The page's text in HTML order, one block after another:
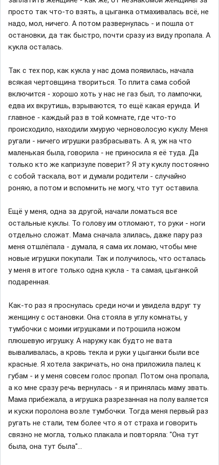
просто так что-то взять, а цыганка отмахивалась всё, не
надо, мол, ничего. А потом развернулась - и пошла от
остановки, да так быстро, почти сразу из виду пропала. А
кукла осталась.
Так с тех пор, как кукла у нас дома появилась, начала
всякая чертовщина твориться. То плита сама собой
включится - хорошо хоть у нас не газ был, то лампочки,
едва их вкрутишь, взрываются, то ещё какая ерунда. И
главное - каждый раз в той комнате, где что-то
происходило, находили хмурую черноволосую куклу. Меня
ругали - ничего игрушки разбрасывать. А я, уж на что
маленькая была, говорила - не приносила я её туда. Да
только кто же капризуле поверит? Я эту куклу постоянно
с собой таскала, вот и думали родители - случайно
роняю, а потом и вспомнить не могу, что тут оставила.
Ещё у меня, одна за другой, начали ломаться все
остальные куклы. То голову им отломают, то руки - ноги
отдельно сложат. Мама сначала злилась, даже пару раз
меня отшлёпала - думала, я сама их ломаю, чтобы мне
новые игрушки покупали. Так и получилось, что осталась
у меня в итоге только одна кукла - та самая, цыганкой
подаренная.
Как-то раз я проснулась среди ночи и увидела вдруг ту
женщину с остановки. Она стояла в углу комнаты, у
тумбочки с моими игрушками и потрошила ножом
плюшевую игрушку. А наружу как будто не вата
вываливалась, а кровь текла и руки у цыганки были все
красные. Я хотела закричать, но она приложила палец к
губам - и у меня совсем голос пропал. Потом она пропала,
а ко мне сразу речь вернулась - я и принялась маму звать.
Мама прибежала, а игрушка разрезанная на полу валяется
и куски поролона возле тумбочки. Тогда меня первый раз
ругать не стали, тем более что я от страха и говорить
связно не могла, только плакала и повторяла: "Она тут
была, она тут была"...